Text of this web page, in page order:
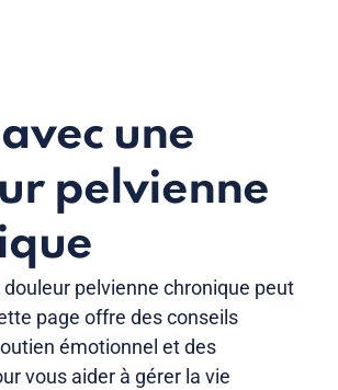
une
pelvienne
pelvienne chronique peut
page offre des conseils
émotionnel et des
vous aider à gérer la vie